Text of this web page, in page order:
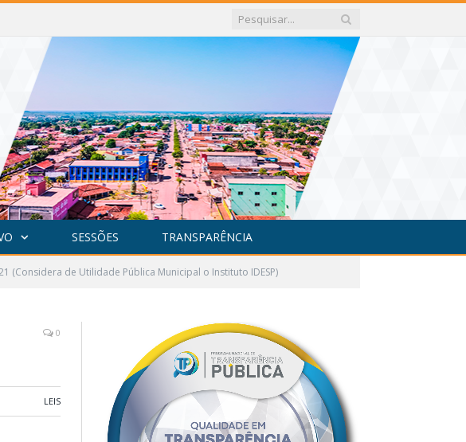
SESSÕES TRANSPARÊNCIA
(Considera de Utilidade Pública Municipal o Instituto IDESP)
0
LEIS